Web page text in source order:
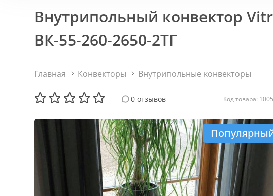
Внутрипольный конвектор
ВК-55-260-2650-2ТГ
Главная Конвекторы Внутрипольные конвекторы
0 отзывов Код товара: